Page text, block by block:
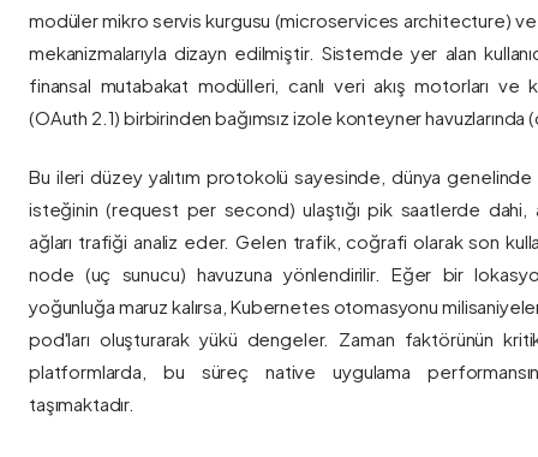
modüler mikro servis kurgusu (microservices architecture)
mekanizmalarıyla dizayn edilmiştir. Sistemde yer alan
finansal mutabakat modülleri, canlı veri akış motorları ve
(OAuth 2.1) birbirinden bağımsız izole konteyner havuzlarında
Bu ileri düzey yalıtım protokolü sayesinde, dünya genelinde
isteğinin (request per second) ulaştığı pik saatlerde dahi,
ağları trafiği analiz eder. Gelen trafik, coğrafi olarak son
node (uç sunucu) havuzuna yönlendirilir. Eğer bir
yoğunluğa maruz kalırsa, Kubernetes otomasyonu
pod'ları oluşturarak yükü dengeler. Zaman faktörünün
platformlarda, bu süreç native uygulama
taşımaktadır.